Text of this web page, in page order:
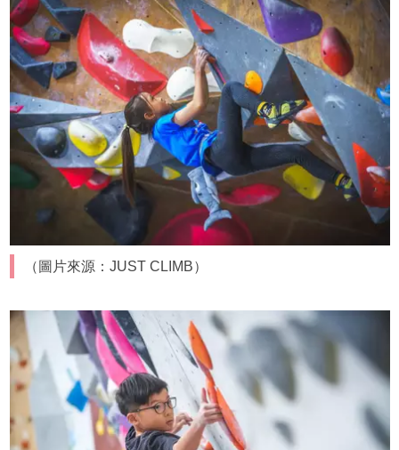
（圖片來源：JUST CLIMB）